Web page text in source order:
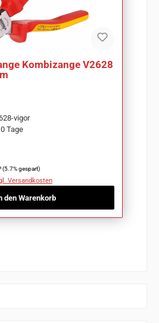
Kombizange V2628
vigor
Tage
(5.7% gespart)
Versandkosten
den Warenkorb